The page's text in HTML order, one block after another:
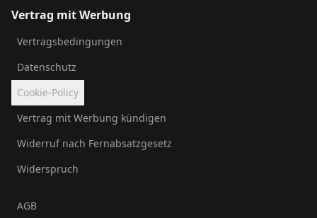
Vertrag mit Werbung
Vertragsbedingungen
Datenschutz
Cookie-Policy
Vertrag mit Werbung kündigen
Widerruf nach Fernabsatzgesetz
Widerspruch
AGB